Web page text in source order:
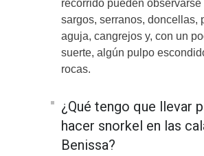
recorrido pueden observarse
sargos, serranos, doncellas,
aguja, cangrejos y, con un
suerte, algún pulpo
rocas.
¿Qué tengo que llevar
hacer snorkel en las
Benissa?